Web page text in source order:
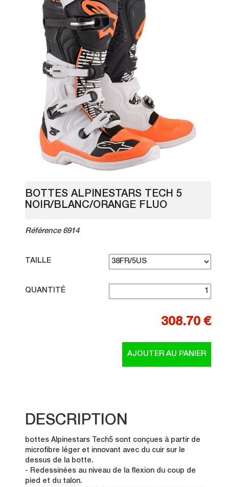
BOTTES ALPINESTARS TECH 5
NOIR/BLANC/ORANGE FLUO
Référence 6914
TAILLE
QUANTITÉ
308.70 €
DESCRIPTION
bottes Alpinestars Tech5 sont conçues à partir de
microfibre léger et innovant avec du cuir sur le
dessus de la botte.
- Redessinées au niveau de la flexion du coup de
pied et du talon.